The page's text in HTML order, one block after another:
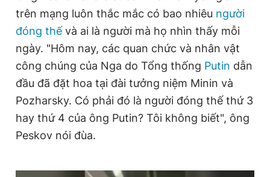
Giấy phép xuất bản số 110/GP - BTTTT cấp ngày 24.3.2020
© 2003-2026 Bản quyền thuộc về Báo Thanh Niên. Cấm sao
chép dưới mọi hình thức nếu không có sự chấp thuận bằng văn
bản. Phát triển bởi ePi Technologies, JSC.
trên mạng luôn thắc mắc có bao nhiêu người
đóng thế và ai là người mà họ nhìn thấy mỗi
ngày. "Hôm nay, các quan chức và nhân vật
công chúng của Nga do Tổng thống Putin dẫn
đầu đã đặt hoa tại đài tưởng niệm Minin và
Pozharsky. Có phải đó là người đóng thế thứ 3
hay thứ 4 của ông Putin? Tôi không biết", ông
Peskov nói đùa.